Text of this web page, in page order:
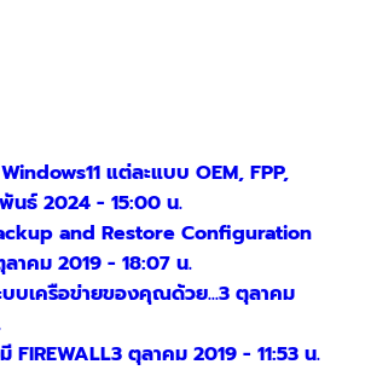
แต่ละแบบ OEM, FPP,
นธ์ 2024 - 15:00 น.
and Restore Configuration
าคม 2019 - 18:07 น.
บเครือข่ายของคุณด้วย...3 ตุลาคม
FIREWALL3 ตุลาคม 2019 - 11:53 น.